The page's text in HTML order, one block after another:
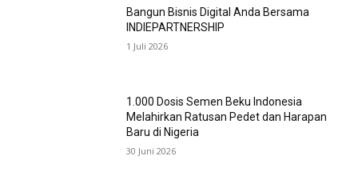
Bangun Bisnis Digital Anda Bersama
INDIEPARTNERSHIP
1 Juli 2026
1.000 Dosis Semen Beku Indonesia
Melahirkan Ratusan Pedet dan Harapan
Baru di Nigeria
30 Juni 2026